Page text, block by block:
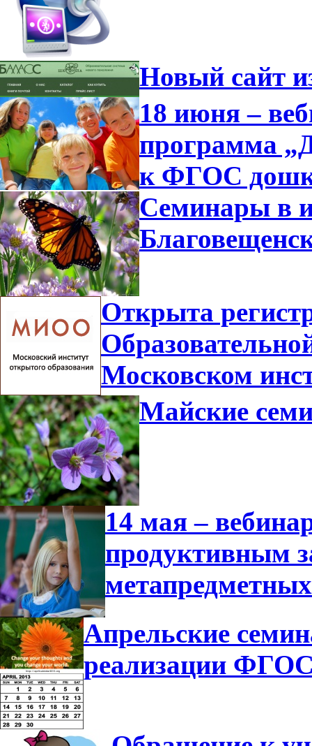
Новый сайт
18 июня –
программа
к ФГОС
Семинары в
Открыта
Московском
Майские
14 мая –
продуктивным
Апрельские
реализации